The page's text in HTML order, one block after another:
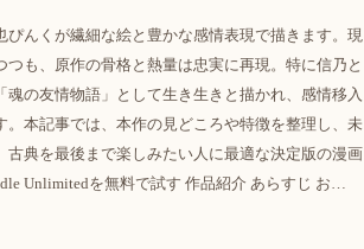
んくが繊細な絵と豊かな感情表現で描きます。現
も、原作の骨格と熱量は忠実に再現。特に信乃と
魂の友情物語」として生き生きと描かれ、感情移入
。本記事では、本作の見どころや特徴を整理し、未
古典を最後まで楽しみたい人に最適な決定版の漫画
Unlimitedを無料で試す 作品紹介 あらすじ お…